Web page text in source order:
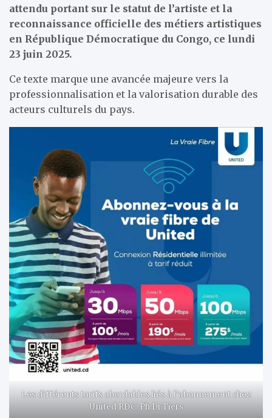
attendu portant sur le statut de l’artiste et la
reconnaissance officielle des métiers artistiques
en République Démocratique du Congo, ce lundi
23 juin 2025.
Ce texte marque une avancée majeure vers la
professionnalisation et la valorisation durable des
acteurs culturels du pays.
Les différents tarifs abordables liés à l’abonnement chez
United RDC. Ph.Dr.Tiers